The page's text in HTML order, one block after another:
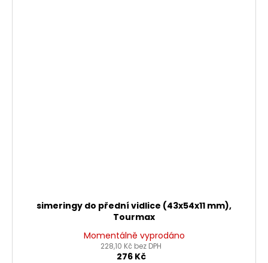
simeringy do přední vidlice (43x54x11 mm),
Tourmax
Momentálně vyprodáno
228,10 Kč bez DPH
276 Kč